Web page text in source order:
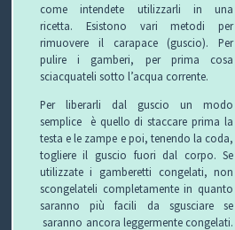
come intendete utilizzarli in una
ricetta. Esistono vari metodi per
rimuovere il carapace (guscio). Per
pulire i gamberi, per prima cosa
sciacquateli sotto l’acqua corrente.
Per liberarli dal guscio un modo
semplice è quello di staccare prima la
testa e le zampe e poi, tenendo la coda,
togliere il guscio fuori dal corpo. Se
utilizzate i gamberetti congelati, non
scongelateli completamente in quanto
saranno più facili da sgusciare se
saranno ancora leggermente congelati.